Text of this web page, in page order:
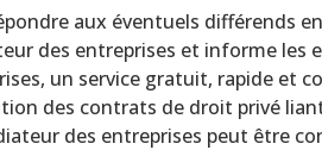
aux éventuels différends
des entreprises et informe les
un service gratuit, rapide et
des contrats de droit privé
des entreprises peut être